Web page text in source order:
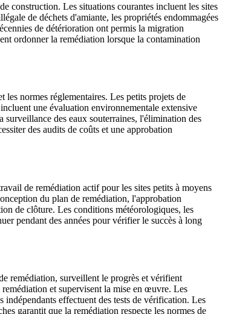
construction. Les situations courantes incluent les sites
de déchets d'amiante, les propriétés endommagées
de détérioration ont permis la migration
ordonner la remédiation lorsque la contamination
normes réglementaires. Les petits projets de
une évaluation environnementale extensive
des eaux souterraines, l'élimination des
des audits de coûts et une approbation
de remédiation actif pour les sites petits à moyens
du plan de remédiation, l'approbation
de clôture. Les conditions météorologiques, les
pendant des années pour vérifier le succès à long
remédiation, surveillent le progrès et vérifient
et supervisent la mise en œuvre. Les
effectuent des tests de vérification. Les
garantit que la remédiation respecte les normes de